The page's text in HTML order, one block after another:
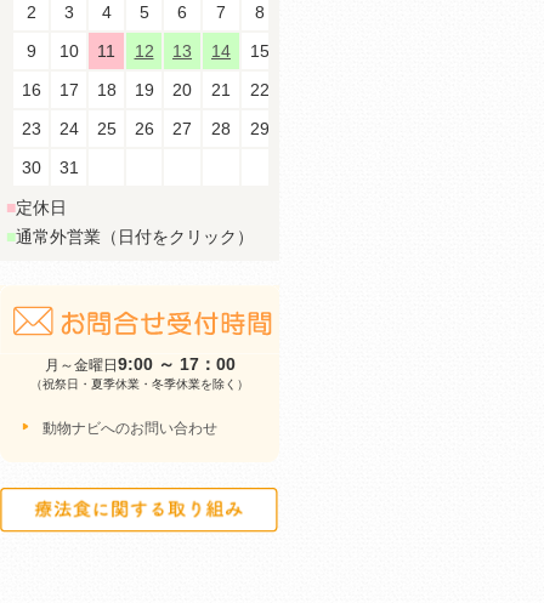
2
3 4 5 6 7
8
9
10 11 12 13 14
15
16
17 18 19 20 21
22
23
24 25 26 27 28
29
30
31
■定休日
■通常外営業（日付をクリック）
月～金曜日 9:00 ～ 17：00
（祝祭日・夏季休業・冬季休業を除く）
動物ナビへのお問い合わせ